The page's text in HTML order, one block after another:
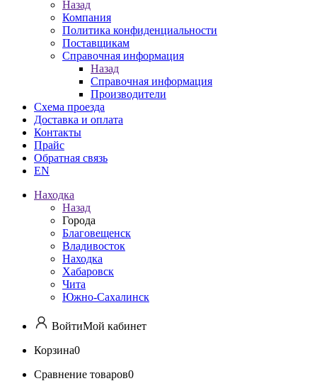
Назад
Компания
Политика конфиденциальности
Поставщикам
Справочная информация
Назад
Справочная информация
Производители
Схема проезда
Доставка и оплата
Контакты
Прайс
Обратная связь
EN
Находка
Назад
Города
Благовещенск
Владивосток
Находка
Хабаровск
Чита
Южно-Сахалинск
ВойтиМой кабинет
Корзина0
Сравнение товаров0